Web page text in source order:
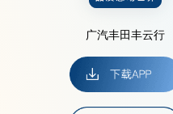
广汽丰田丰云行